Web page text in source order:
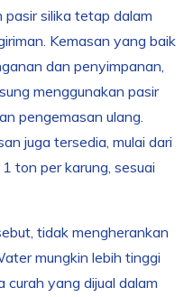
silika tetap dalam
Kemasan yang baik
dan penyimpanan,
menggunakan pasir
pengemasan ulang.
juga tersedia, mulai dari
ton per karung, sesuai
tidak mengherankan
mungkin lebih tinggi
curah yang dijual dalam